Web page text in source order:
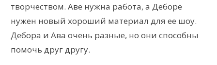
творчеством. Аве нужна работа, а Деборе
нужен новый хороший материал для ее шоу.
Дебора и Ава очень разные, но они способны
помочь друг другу.